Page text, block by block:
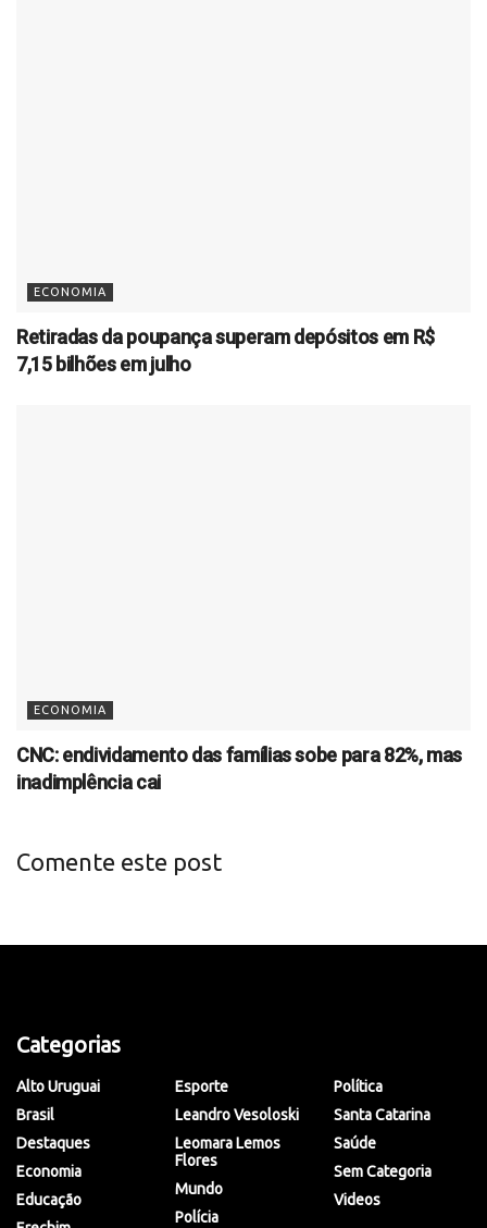
ECONOMIA
Retiradas da poupança superam depósitos em R$
7,15 bilhões em julho
ECONOMIA
CNC: endividamento das famílias sobe para 82%, mas
inadimplência cai
Comente este post
Categorias
Alto Uruguai
Brasil
Destaques
Economia
Educação
Esporte
Leandro Vesoloski
Leomara Lemos
Flores
Mundo
Polícia
Política
Santa Catarina
Saúde
Sem Categoria
Videos